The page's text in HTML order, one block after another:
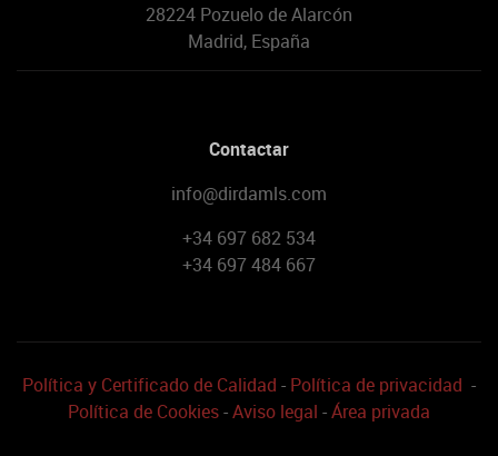
28224 Pozuelo de Alarcón
Madrid, España
Contactar
info@dirdamls.com
+34 697 682 534
+34 697 484 667
Política y Certificado de Calidad - Política de privacidad -
Política de Cookies - Aviso legal - Área privada